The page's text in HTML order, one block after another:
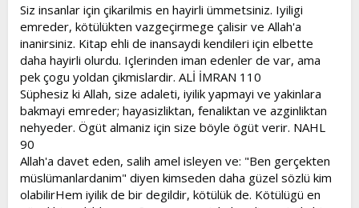
Siz insanlar için çikarilmis en hayirli ümmetsiniz. Iyiligi
emreder, kötülükten vazgeçirmege çalisir ve Allah'a
inanirsiniz. Kitap ehli de inansaydi kendileri için elbette
daha hayirli olurdu. Içlerinden iman edenler de var, ama
pek çogu yoldan çikmislardir. ALİ İMRAN 110
Süphesiz ki Allah, size adaleti, iyilik yapmayi ve yakinlara
bakmayi emreder; hayasizliktan, fenaliktan ve azginliktan
nehyeder. Ögüt almaniz için size böyle ögüt verir. NAHL
90
Allah'a davet eden, salih amel isleyen ve: "Ben gerçekten
müslümanlardanim" diyen kimseden daha güzel sözlü kim
olabilirHem iyilik de bir degildir, kötülük de. Kötülügü en